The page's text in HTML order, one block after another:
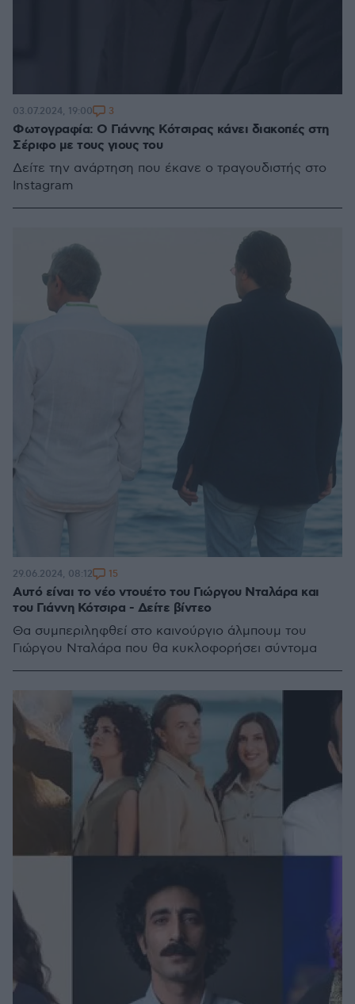
Φωτογραφία: Ο Γιάννης Κότσιρας κάνει διακοπές στη
Σέριφο με τους γιους του
Δείτε την ανάρτηση που έκανε ο τραγουδιστής στο
Instagram
03.07.2024, 19:00 3
Αυτό είναι το νέο ντουέτο του Γιώργου Νταλάρα και
του Γιάννη Κότσιρα - Δείτε βίντεο
Θα συμπεριληφθεί στο καινούργιο άλμπουμ του
Γιώργου Νταλάρα που θα κυκλοφορήσει σύντομα
29.06.2024, 08:12 15